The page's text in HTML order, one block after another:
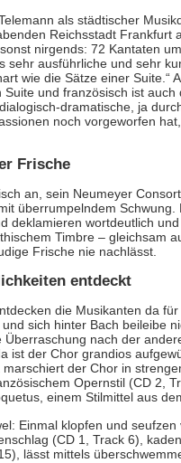
als städtischer
Reichsstadt Frankfurt
nirgends: 72 Kantaten
sehr ausführliche und sehr
wie die Sätze einer Suite.“
und französisch ist
dramatische, ja
noch vorgeworfen
Frische
an, sein Neumeyer
überrumpelndem
deklamieren wortdeutlich
Timbre – gleichsam
Frische nie nachlässt.
entdeckt
die Musikanten da
sich hinter Bach beileibe
Überraschung nach der
ist der Chor grandios
der Chor in
Opernstil (CD 2,
einem Stilmittel aus
Einmal klopfen und
(CD 1, Track 6),
lässt mittels